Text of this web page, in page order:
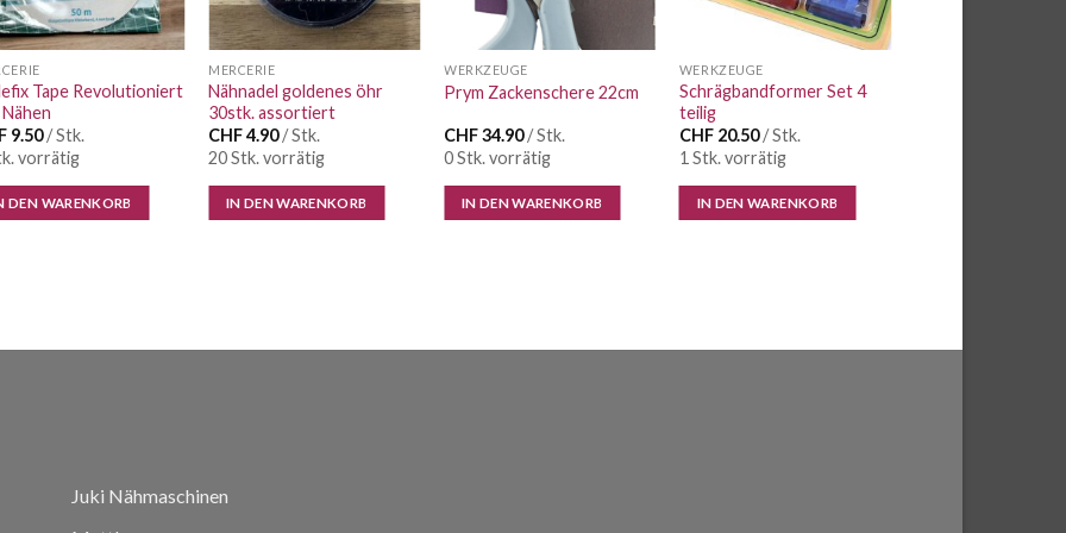
Tape Revolutioniert
9.50/ Stk.
vorrätig
DEN WARENKORB
MERCERIE
Nähnadel goldenes öhr
30stk. assortiert
CHF4.90/ Stk.
20 Stk. vorrätig
IN DEN WARENKORB
WERKZEUGE
Prym Zackenschere 22cm
CHF34.90/ Stk.
0 Stk. vorrätig
IN DEN WARENKORB
WERKZEUGE
Schrägbandformer Set 4
teilig
CHF20.50/ Stk.
1 Stk. vorrätig
IN DEN WARENKORB
Juki Nähmaschinen